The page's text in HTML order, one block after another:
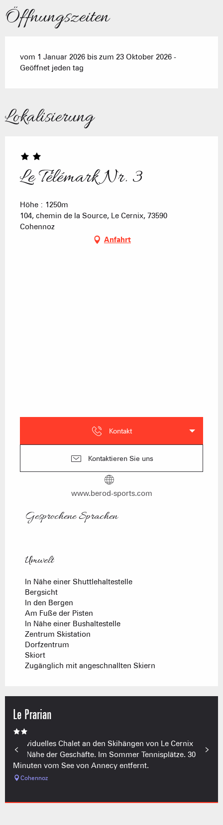
Öffnungszeiten
vom 1 Januar 2026 bis zum 23 Oktober 2026 -
Geöffnet jeden tag
Lokalisierung
Le Télémark Nr. 3
Höhe : 1250m
104, chemin de la Source, Le Cernix, 73590
Cohennoz
Anfahrt
Kontakt
Kontaktieren Sie uns
www.berod-sports.com
Gesprochene Sprachen
Gesprochene Sprachen
Umwelt
Umwelt
In Nähe einer Shuttlehaltestelle
Bergsicht
In den Bergen
Am Fuße der Pisten
In Nähe einer Bushaltestelle
Zentrum Skistation
Dorfzentrum
Skiort
Zugänglich mit angeschnallten Skiern
Le Prarian
Individuelles Chalet an den Skihängen von Le Cernix in
der Nähe der Geschäfte. Im Sommer Tennisplätze. 30
Minuten vom See von Annecy entfernt.
Cohennoz